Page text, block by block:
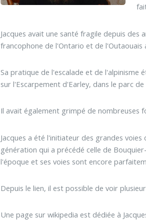
Jacques avait une santé fragile depuis
francophone de l'Ontario et de
Sa pratique de l'escalade et de l'alpinisme
sur l'Escarpement d'Earley, dans le parc de
Il avait également grimpé de nombreuses
Jacques a été l'initiateur des grandes
génération qui a précédé celle de
l'époque et ses voies sont encore
Depuis le lien, il est possible de voir
Une page sur wikipedia est dédiée à